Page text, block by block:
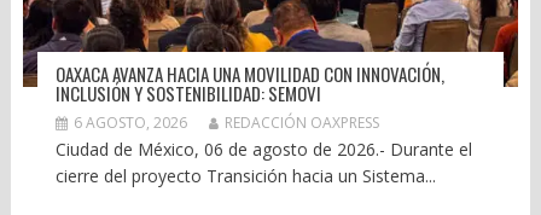
OAXACA AVANZA HACIA UNA MOVILIDAD CON INNOVACIÓN,
INCLUSIÓN Y SOSTENIBILIDAD: SEMOVI
6 AGOSTO, 2026 REDACCIÓN OAXPRESS
Ciudad de México, 06 de agosto de 2026.- Durante el
cierre del proyecto Transición hacia un Sistema...